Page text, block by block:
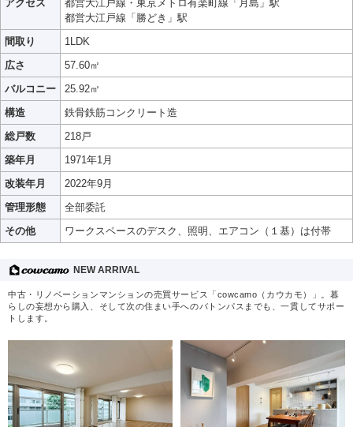
アクセス
都営大江戸線・東京メトロ有楽町線「月島」駅
都営大江戸線「勝どき」駅
間取り
1LDK
広さ
57.60㎡
バルコニー
25.92㎡
構造
鉄骨鉄筋コンクリート造
総戸数
218戸
築年月
1971年1月
改装年月
2022年9月
管理形態
全部委託
その他
ワークスペースのデスク、照明、エアコン（１基）は付帯
NEW ARRIVAL
中古・リノベーションマンションの売買サービス「cowcamo（カウカモ）」。暮
らしの妄想から購入、そして次の住まい手へのバトンパスまでも、一貫してサポー
トします。